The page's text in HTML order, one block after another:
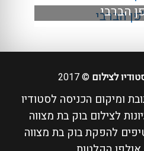
הברבי
לצילום © 2017
ומיקום הכניסה לסטודיו
לצילום בוק בת מצווה